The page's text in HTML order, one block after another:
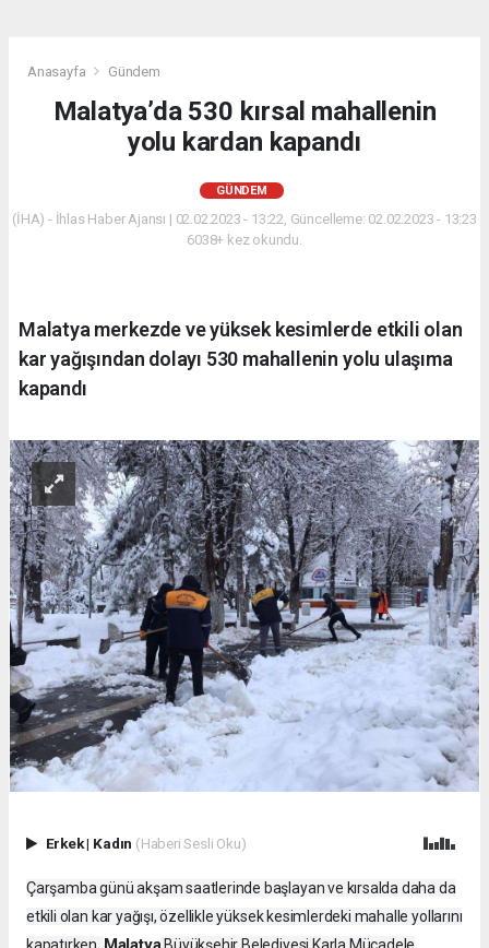
Anasayfa Gündem
Malatya’da 530 kırsal mahallenin
yolu kardan kapandı
GÜNDEM
(İHA) - İhlas Haber Ajansı | 02.02.2023 - 13:22, Güncelleme: 02.02.2023 - 13:23
6038+ kez okundu.
Malatya merkezde ve yüksek kesimlerde etkili olan
kar yağışından dolayı 530 mahallenin yolu ulaşıma
kapandı
Erkek| Kadın (Haberi Sesli Oku)
Çarşamba günü akşam saatlerinde başlayan ve kırsalda daha da
etkili olan kar yağışı, özellikle yüksek kesimlerdeki mahalle yollarını